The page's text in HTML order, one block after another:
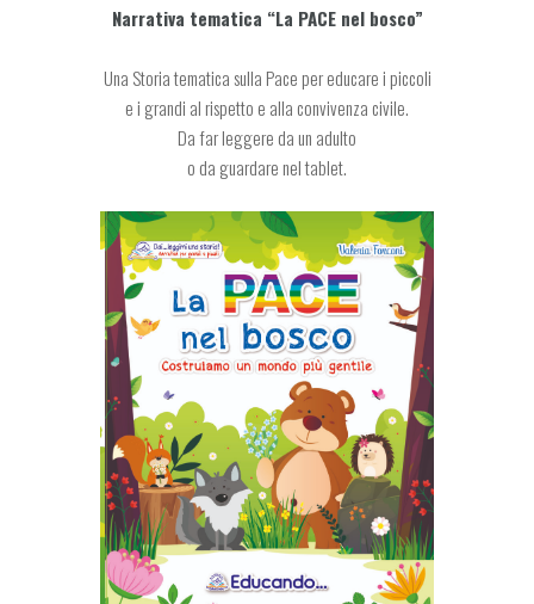
Narrativa tematica “La PACE nel bosco”
Una Storia tematica sulla Pace per educare i piccoli
e i grandi al rispetto e alla convivenza civile.
Da far leggere da un adulto
o da guardare nel tablet.